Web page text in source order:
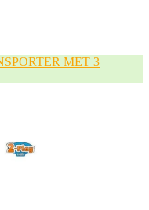
MET 3